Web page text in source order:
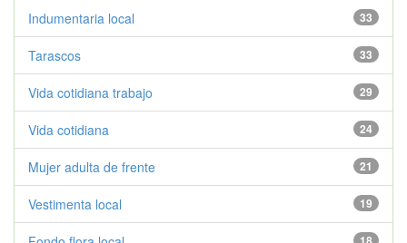
33
Indumentaria local
33
Tarascos
29
Vida cotidiana trabajo
24
Vida cotidiana
21
Mujer adulta de frente
19
Vestimenta local